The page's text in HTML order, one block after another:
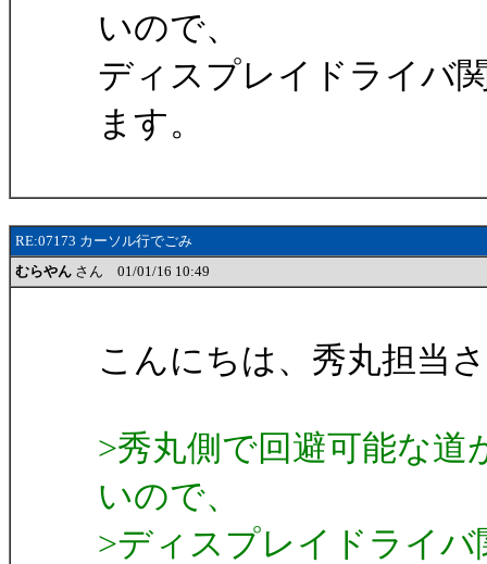
いので、
ディスプレイドライバ
ます。
RE:07173 カーソル行でごみ
むらやん さん 01/01/16 10:49
こんにちは、秀丸担当
>秀丸側で回避可能な
いので、
>ディスプレイドライ